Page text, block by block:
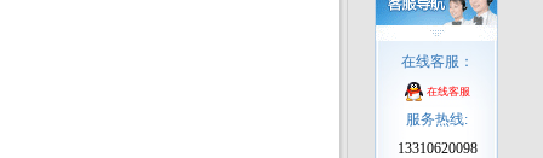
在线客服：
在线客服
服务热线:
13310620098